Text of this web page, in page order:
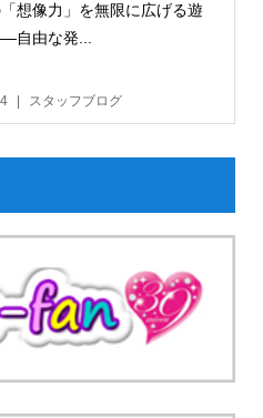
想像力」を無限に広げる遊
自由な発...
スタッフブログ